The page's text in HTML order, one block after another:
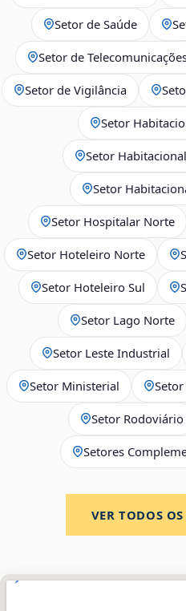
Setor de Saúde
Setor de
Setor de Vigilância
Setor
Setor
Setor
Setor Hospitalar Norte
Setor Hoteleiro Norte
Setor Hoteleiro Sul
Setor Lago Norte
Setor Leste Industrial
Setor Ministerial Setor
Setor Rodoviário
Setores
VER TODOS OS